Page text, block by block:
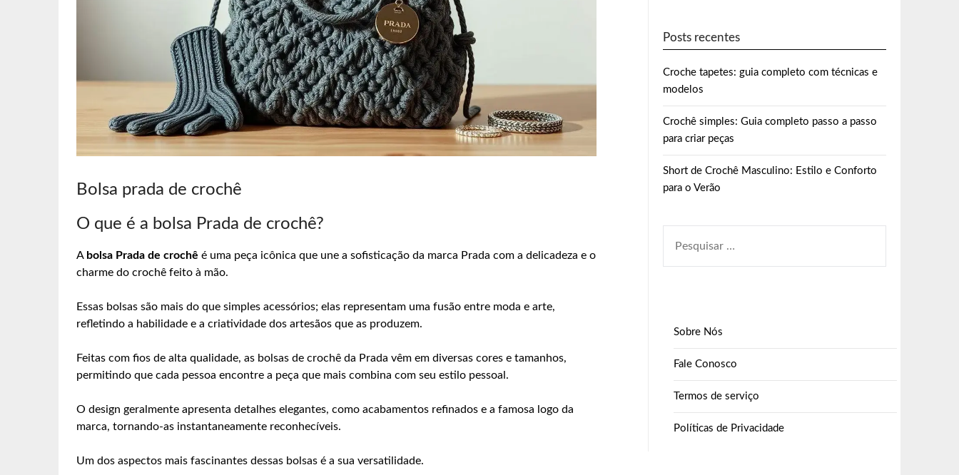
Bolsa prada de crochê
O que é a bolsa Prada de crochê?
A bolsa Prada de crochê é uma peça icônica que une a sofisticação da marca Prada com a delicadeza e o
charme do crochê feito à mão.
Essas bolsas são mais do que simples acessórios; elas representam uma fusão entre moda e arte,
refletindo a habilidade e a criatividade dos artesãos que as produzem.
Feitas com fios de alta qualidade, as bolsas de crochê da Prada vêm em diversas cores e tamanhos,
permitindo que cada pessoa encontre a peça que mais combina com seu estilo pessoal.
O design geralmente apresenta detalhes elegantes, como acabamentos refinados e a famosa logo da
marca, tornando-as instantaneamente reconhecíveis.
Um dos aspectos mais fascinantes dessas bolsas é a sua versatilidade.
Posts recentes
Croche tapetes: guia completo com técnicas e
modelos
Crochê simples: Guia completo passo a passo
para criar peças
Short de Crochê Masculino: Estilo e Conforto
para o Verão
POR:
Sobre Nós
Fale Conosco
Termos de serviço
Políticas de Privacidade